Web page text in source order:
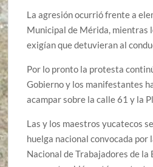
La agresión ocurrió frente a
Municipal de Mérida, mientras
exigían que detuvieran al
Por lo pronto la protesta
Gobierno y los manifestantes
acampar sobre la calle 61 y la
Las y los maestros yucatecos
huelga nacional convocada por
Nacional de Trabajadores de la